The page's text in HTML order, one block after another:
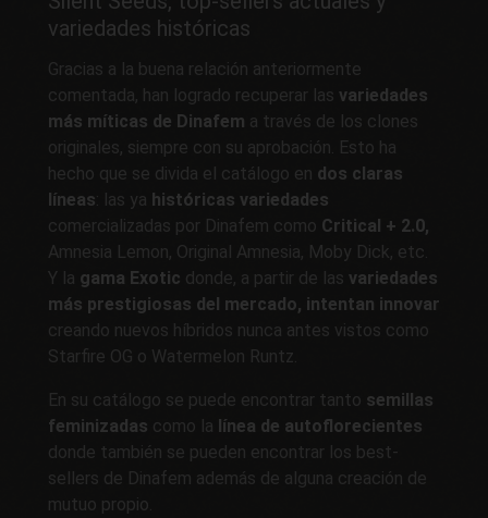
variedades históricas
Gracias a la buena relación anteriormente
comentada, han logrado recuperar las variedades
más míticas de Dinafem a través de los clones
originales, siempre con su aprobación. Esto ha
hecho que se divida el catálogo en dos claras
líneas: las ya históricas variedades
comercializadas por Dinafem como Critical + 2.0,
Amnesia Lemon, Original Amnesia, Moby Dick, etc.
Y la gama Exotic donde, a partir de las variedades
más prestigiosas del mercado, intentan innovar
creando nuevos híbridos nunca antes vistos como
Starfire OG o Watermelon Runtz.
En su catálogo se puede encontrar tanto semillas
feminizadas como la línea de autoflorecientes
donde también se pueden encontrar los best-
sellers de Dinafem además de alguna creación de
mutuo propio.